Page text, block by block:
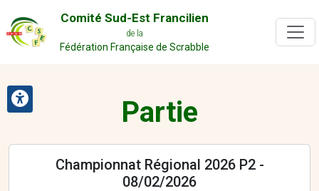
Comité Sud-Est Francilien
de la
Fédération Française de Scrabble
Partie
Championnat Régional 2026 P2 -
08/02/2026